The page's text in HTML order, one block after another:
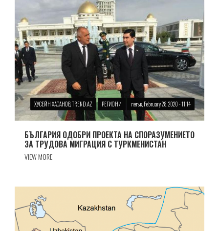
ХУСЕЙН ХАСАНОВ, TREND.AZ РЕГИОНИ петък, February 28, 2020 - 11:14
БЪЛГАРИЯ ОДОБРИ ПРОЕКТА НА СПОРАЗУМЕНИЕТО
ЗА ТРУДОВА МИГРАЦИЯ С ТУРКМЕНИСТАН
VIEW MORE